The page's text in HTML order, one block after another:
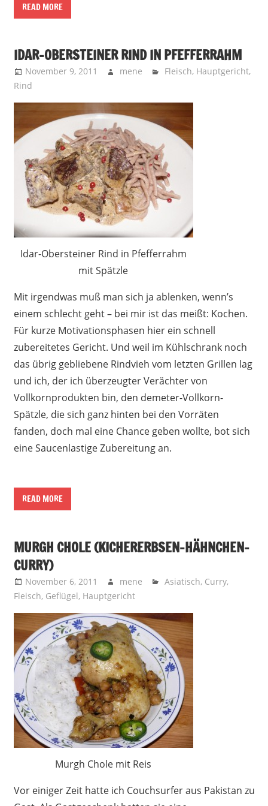
READ MORE
IDAR-OBERSTEINER RIND IN PFEFFERRAHM
November 9, 2011 mene Fleisch, Hauptgericht,
Rind
Idar-Obersteiner Rind in Pfefferrahm
mit Spätzle
Mit irgendwas muß man sich ja ablenken, wenn’s
einem schlecht geht – bei mir ist das meißt: Kochen.
Für kurze Motivationsphasen hier ein schnell
zubereitetes Gericht. Und weil im Kühlschrank noch
das übrig gebliebene Rindvieh vom letzten Grillen lag
und ich, der ich überzeugter Verächter von
Vollkornprodukten bin, den demeter-Vollkorn-
Spätzle, die sich ganz hinten bei den Vorräten
fanden, doch mal eine Chance geben wollte, bot sich
eine Saucenlastige Zubereitung an.
READ MORE
MURGH CHOLE (KICHERERBSEN-HÄHNCHEN-
CURRY)
November 6, 2011 mene Asiatisch, Curry,
Fleisch, Geflügel, Hauptgericht
Murgh Chole mit Reis
Vor einiger Zeit hatte ich Couchsurfer aus Pakistan zu